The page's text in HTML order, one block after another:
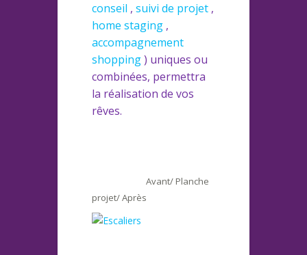
conseil , suivi de projet ,
home staging ,
accompagnement
shopping) uniques ou
combinées, permettra
la réalisation de vos
rêves.
Avant/ Planche
projet/ Après